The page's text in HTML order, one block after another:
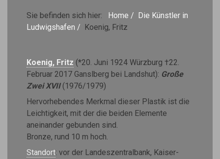
Sie befinden sich hier: Home / Die Künstler in
Ludwigshafen / Koenig, Fritz
Koenig, Fritz (*20. Juni 1924 Würzburg †22.
Februar 2017 Ganslberg bei Landshut): Große
Zwei XVII(1976/1979)
Hervorhebendes Merkmal dieser Plastik ist die
Leichtigkeit, mit der die beiden Elemente
aneinander gebunden sind.
Bronze, rund 10 m hoch.
Standort: vor der Landeszentralbank, Kaiser-